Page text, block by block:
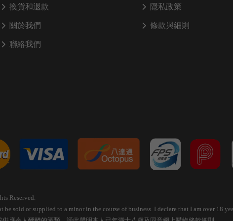
換貨和退款
關於我們
聯絡我們
隱私政策
條款與細則
Reserved.
sold or supplied to a minor in the course of business. I declare that I am over 18